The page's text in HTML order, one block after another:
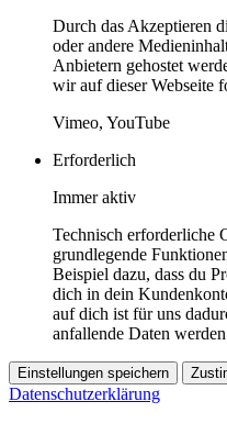
Durch das Akzeptieren
oder andere
Anbietern gehostet
wir auf dieser Webseite
Vimeo, YouTube
Erforderlich
Immer aktiv
Technisch erforderliche
grundlegende
Beispiel dazu, dass du
dich in dein
auf dich ist für uns
anfallende Daten
Einstellungen speichern
Datenschutzerklärung